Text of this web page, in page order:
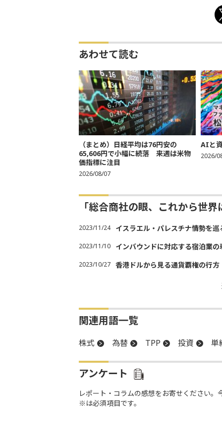
あわせて読む
（まとめ）日経平均は76円安の
65,606円で小幅に続落 来週は米物
価指標に注目
2026/08/07
AIと
2026/
「総合商社の眼、これから世
2023/11/24 イスラエル・パレスチナ情勢を
2023/11/10 インバウンドに対応する宿泊業の
2023/10/27 香港ドルから見る通貨覇権の行方
関連用語一覧
株式 為替 TPP 投資 単
アンケート
レポート・コラムの感想をお寄せください
※は必須項目です。